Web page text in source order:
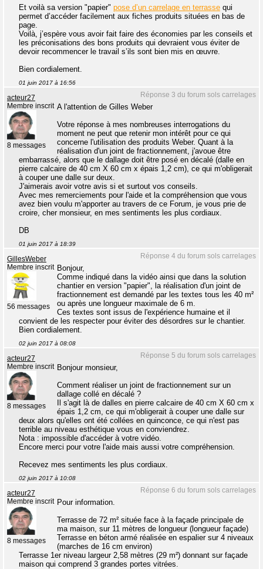
Et voilà sa version "papier" pose d’un carrelage en terrasse qui
permet d’accéder facilement aux fiches produits situées en bas de
page.
Voilà, j’espère vous avoir fait faire des économies par les conseils et
les préconisations des bons produits qui devraient vous éviter de
devoir recommencer le travail s’ils sont bien mis en œuvre.
Bien cordialement.
01 juin 2017 à 16:56
Réponse 3 du forum sols carrelages
acteur27
Membre inscrit
8 messages
A l'attention de Gilles Weber
Votre réponse à mes nombreuses interrogations du
moment ne peut que retenir mon intérêt pour ce qui
concerne l'utilisation des produits Weber. Quant à la
réalisation d'un joint de fractionnement, j'avoue être
embarrassé, alors que le dallage doit être posé en décalé (dalle en
pierre calcaire de 40 cm X 60 cm x épais 1,2 cm), ce qui m'obligerait
à couper une dalle sur deux.
J'aimerais avoir votre avis si et surtout vos conseils.
Avec mes remerciements pour l'aide et la compréhension que vous
avez bien voulu m'apporter au travers de ce Forum, je vous prie de
croire, cher monsieur, en mes sentiments les plus cordiaux.
DB
01 juin 2017 à 18:39
Réponse 4 du forum sols carrelages
GillesWeber
Membre inscrit
56 messages
Bonjour,
Comme indiqué dans la vidéo ainsi que dans la solution
chantier en version "papier", la réalisation d'un joint de
fractionnement est demandé par les textes tous les 40 m²
ou après une longueur maximale de 6 m.
Ces textes sont issus de l'expérience humaine et il
convient de les respecter pour éviter des désordres sur le chantier.
Bien cordialement.
02 juin 2017 à 08:08
Réponse 5 du forum sols carrelages
acteur27
Membre inscrit
8 messages
Bonjour monsieur,
Comment réaliser un joint de fractionnement sur un
dallage collé en décalé ?
Il s'agit là de dalles en pierre calcaire de 40 cm X 60 cm x
épais 1,2 cm, ce qui m'obligerait à couper une dalle sur
deux alors qu'elles ont été collées en quinconce, ce qui n'est pas
terrible au niveau esthétique vous en conviendrez.
Nota : impossible d'accéder à votre vidéo.
Encore merci pour votre l'aide mais aussi votre compréhension.
Recevez mes sentiments les plus cordiaux.
02 juin 2017 à 10:08
Réponse 6 du forum sols carrelages
acteur27
Membre inscrit
8 messages
Pour information.
Terrasse de 72 m² située face à la façade principale de
ma maison, sur 11 mètres de longueur (longueur façade)
Terrasse en béton armé réalisée en espalier sur 4 niveaux
(marches de 16 cm environ)
Terrasse 1er niveau largeur 2,58 mètres (29 m²) donnant sur façade
maison qui comprend 3 grandes portes vitrées.